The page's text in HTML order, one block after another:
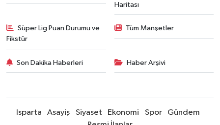
Haritası
Süper Lig Puan Durumu ve
Fikstür
Tüm Manşetler
Son Dakika Haberleri Haber Arşivi
Isparta Asayiş Siyaset Ekonomi Spor
Gündem